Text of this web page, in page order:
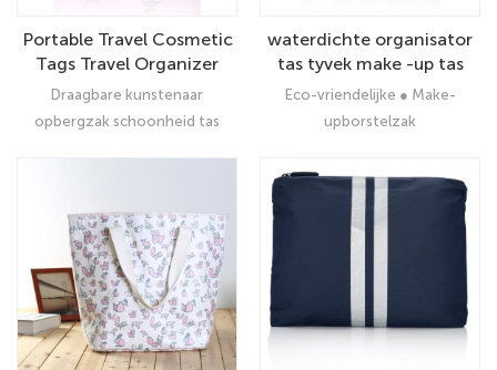
Portable Travel Cosmetic
Tags Travel Organizer
Bags Make -uptas voor
portemonnee
Draagbare kunstenaar
opbergzak schoonheid tas
binnen waterdicht en
geïsoleerd, voldoende ruimte
voor laptop, iPad, Kindle,
paraplu, drankjes, eten,
badpakken, handdoeken,
zonnebranden, schoenen en
waterdichte organisator
tas tyvek make -up tas
cosmetic
Eco-vriendelijke ● Make-
upborstelzak
cosmetische tas (100% hoge
dichtheid polyethyleen), wat
betekent dat alle binneninhoud
staking, krassen, stof en breuk.